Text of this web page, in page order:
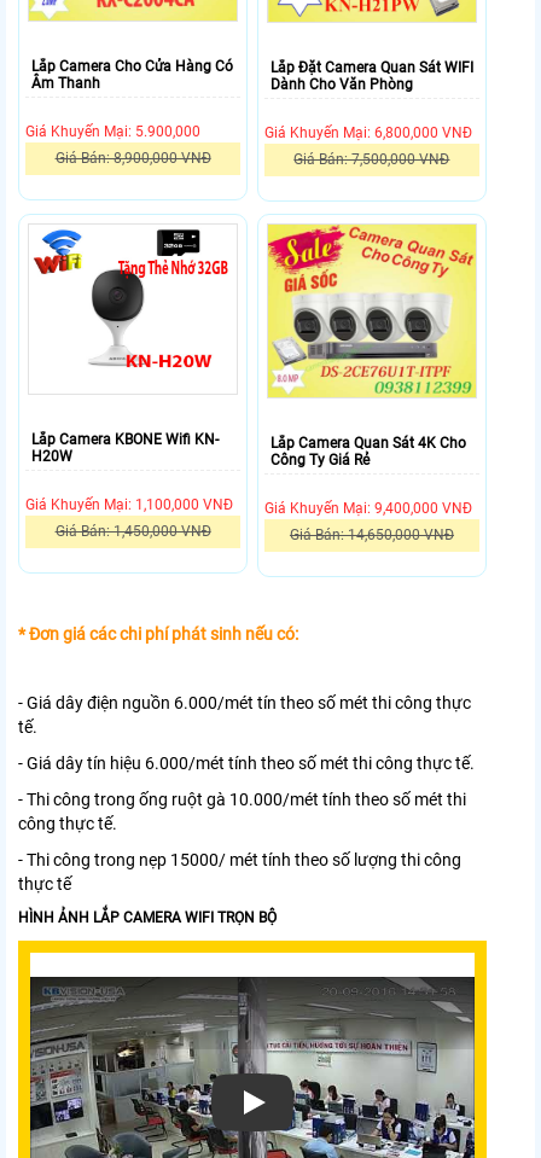
Lắp Camera Cho Cửa Hàng Có
Âm Thanh
Giá Khuyến Mại: 5.900,000
Giá Bán: 8,900,000 VNĐ
Lắp Đặt Camera Quan Sát WIFI
Dành Cho Văn Phòng
Giá Khuyến Mại: 6,800,000 VNĐ
Giá Bán: 7,500,000 VNĐ
Lắp Camera KBONE Wifi KN-
H20W
Giá Khuyến Mại: 1,100,000 VNĐ
Giá Bán: 1,450,000 VNĐ
Lắp Camera Quan Sát 4K Cho
Công Ty Giá Rẻ
Giá Khuyến Mại: 9,400,000 VNĐ
Giá Bán: 14,650,000 VNĐ
* Đơn giá các chi phí phát sinh nếu có:
- Giá dây điện nguồn 6.000/mét tín theo số mét thi công thực
tế.
- Giá dây tín hiệu 6.000/mét tính theo số mét thi công thực tế.
- Thi công trong ống ruột gà 10.000/mét tính theo số mét thi
công thực tế.
- Thi công trong nẹp 15000/ mét tính theo số lượng thi công
thực tế
HÌNH ẢNH LẮP CAMERA WIFI TRỌN BỘ